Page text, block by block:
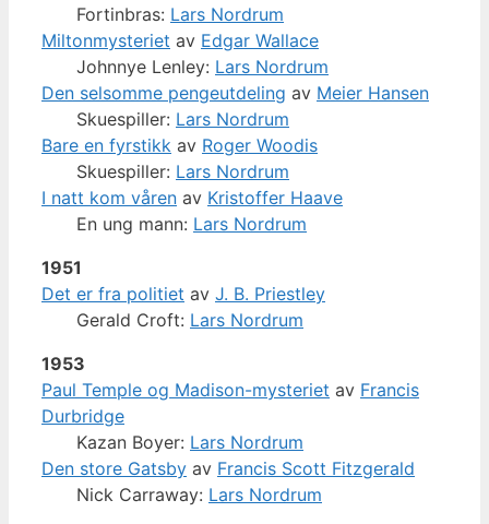
Fortinbras: Lars Nordrum
Miltonmysteriet av Edgar Wallace
Johnnye Lenley: Lars Nordrum
Den selsomme pengeutdeling av Meier Hansen
Skuespiller: Lars Nordrum
Bare en fyrstikk av Roger Woodis
Skuespiller: Lars Nordrum
I natt kom våren av Kristoffer Haave
En ung mann: Lars Nordrum
1951
Det er fra politiet av J. B. Priestley
Gerald Croft: Lars Nordrum
1953
Paul Temple og Madison-mysteriet av Francis
Durbridge
Kazan Boyer: Lars Nordrum
Den store Gatsby av Francis Scott Fitzgerald
Nick Carraway: Lars Nordrum